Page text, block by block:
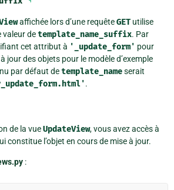
affichée lors d’une requêteGET utilise
valeur detemplate_name_suffix. Par
cet attribut à '_update_form' pour
jour des objets pour le modèle d’exemple
par défaut detemplate_nameserait
.
de la vueUpdateView, vous avez accès à
constitue l’objet en cours de mise à jour.
: